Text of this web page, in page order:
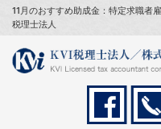
11月のおすすめ助成金：特定求職者
税理士法人